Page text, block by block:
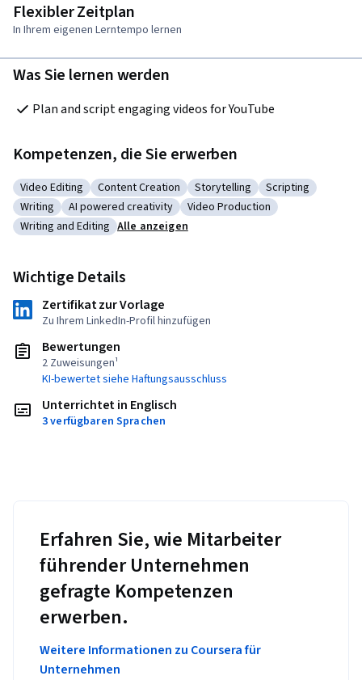
Flexibler Zeitplan
In Ihrem eigenen Lerntempo lernen
Was Sie lernen werden
Plan and script engaging videos for YouTube
Kompetenzen, die Sie erwerben
Kategorie: Video Editing
Video Editing Kategorie: Content Creation
Content Creation Kategorie: Storytelling
Storytelling Kategorie:
Scripting
Kategorie: Writing
Writing Kategorie: AI powered creativity
AI powered creativity Kategorie: Video Production
Video Production
Kategorie: Writing and Editing
Writing and Editing Alle anzeigen
Wichtige Details
Zertifikat zur Vorlage
Zu Ihrem LinkedIn-Profil hinzufügen
Bewertungen
2 Zuweisungen¹
KI-bewertet siehe Haftungsausschluss
Unterrichtet in Englisch
3 verfügbaren Sprachen
Erfahren Sie, wie Mitarbeiter
führender Unternehmen
gefragte Kompetenzen
erwerben.
Weitere Informationen zu Coursera für
Unternehmen